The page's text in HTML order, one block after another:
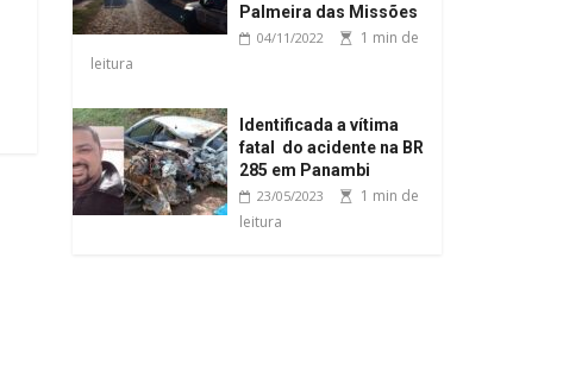
Palmeira das Missões
04/11/2022
1 min de
leitura
Identificada a vítima
fatal do acidente na BR
285 em Panambi
23/05/2023
1 min de
leitura